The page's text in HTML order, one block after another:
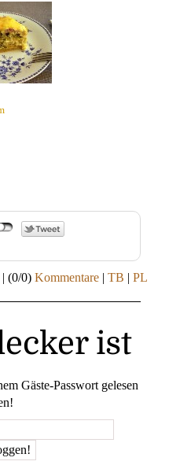
| (0/0) Kommentare | TB | PL
ist
Gäste-Passwort gelesen